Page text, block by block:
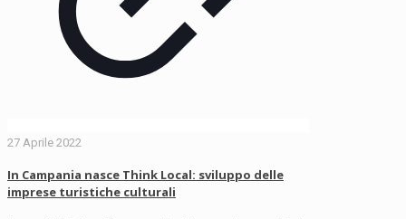
27 Aprile 2022
In Campania nasce Think Local: sviluppo delle
imprese turistiche culturali